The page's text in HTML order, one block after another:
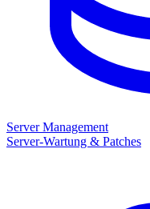
Server Management
Server-Wartung & Patches